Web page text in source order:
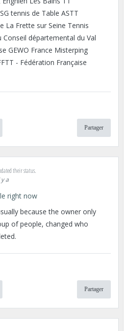
tennis de Table ASTT
La Frette sur Seine Tennis
Conseil départemental du Val
GEWO France Misterping
- Fédération Française
Partager
their status.
a
right now
because the owner only
of people, changed who
Partager